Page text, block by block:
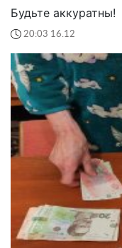
Будьте аккуратны!
20:03 16.12